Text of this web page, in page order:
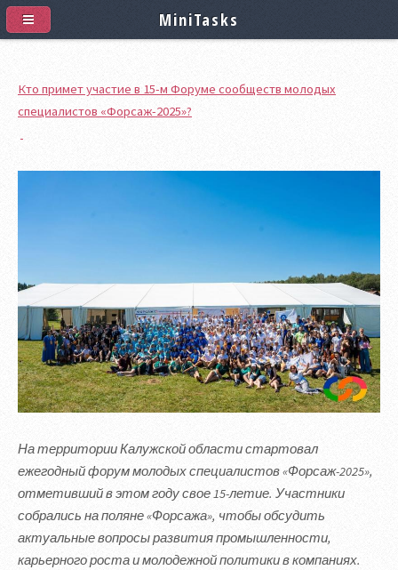
Кто примет участие в 15-м Форуме сообществ молодых
специалистов «Форсаж-2025»?
На территории Калужской области стартовал
ежегодный форум молодых специалистов «Форсаж-2025»,
отметивший в этом году свое 15-летие. Участники
собрались на поляне «Форсажа», чтобы обсудить
актуальные вопросы развития промышленности,
карьерного роста и молодежной политики в компаниях.
MiniTasks